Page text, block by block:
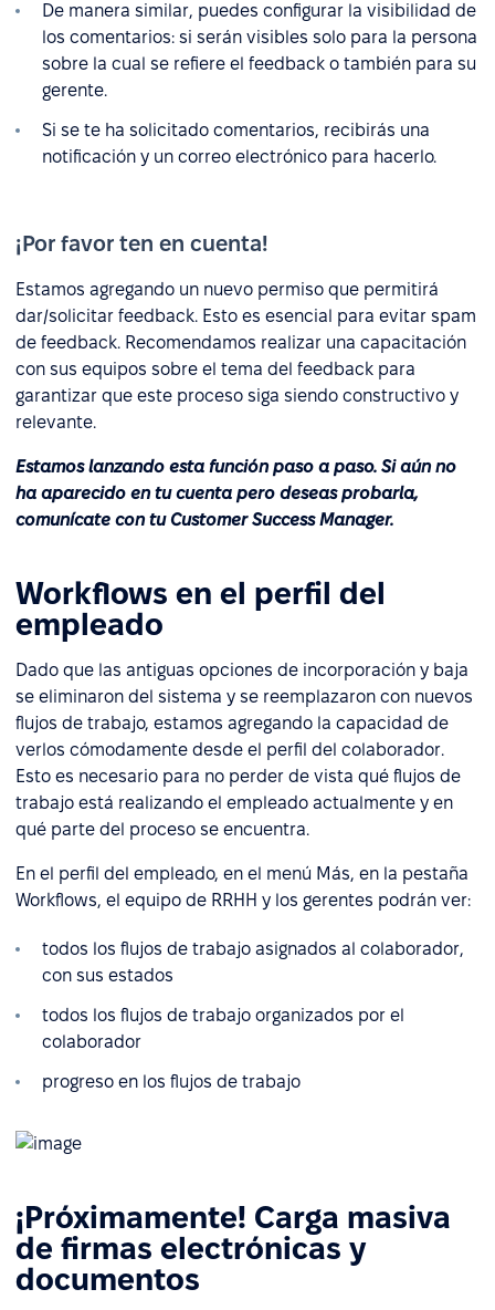
De manera similar, puedes configurar la visibilidad de
los comentarios: si serán visibles solo para la persona
sobre la cual se refiere el feedback o también para su
gerente.
Si se te ha solicitado comentarios, recibirás una
notificación y un correo electrónico para hacerlo.
¡Por favor ten en cuenta!
Estamos agregando un nuevo permiso que permitirá
dar/solicitar feedback. Esto es esencial para evitar spam
de feedback. Recomendamos realizar una capacitación
con sus equipos sobre el tema del feedback para
garantizar que este proceso siga siendo constructivo y
relevante.
Estamos lanzando esta función paso a paso. Si aún no
ha aparecido en tu cuenta pero deseas probarla,
comunícate con tu Customer Success Manager.
Workflows en el perfil del
empleado
Dado que las antiguas opciones de incorporación y baja
se eliminaron del sistema y se reemplazaron con nuevos
flujos de trabajo, estamos agregando la capacidad de
verlos cómodamente desde el perfil del colaborador.
Esto es necesario para no perder de vista qué flujos de
trabajo está realizando el empleado actualmente y en
qué parte del proceso se encuentra.
En el perfil del empleado, en el menú Más, en la pestaña
Workflows, el equipo de RRHH y los gerentes podrán ver:
todos los flujos de trabajo asignados al colaborador,
con sus estados
todos los flujos de trabajo organizados por el
colaborador
progreso en los flujos de trabajo
¡Próximamente! Carga masiva
de firmas electrónicas y
documentos